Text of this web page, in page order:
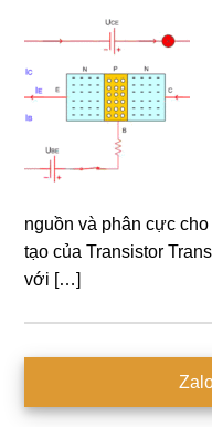
nguồn và phân cực
tạo của Transistor
với […]
chính